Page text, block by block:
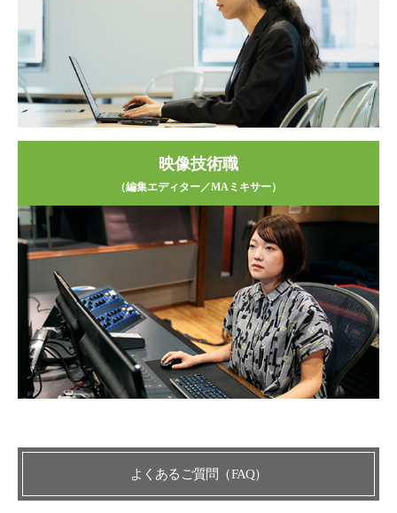
映像技術職
（編集エディター／MAミキサー）
よくあるご質問（FAQ）